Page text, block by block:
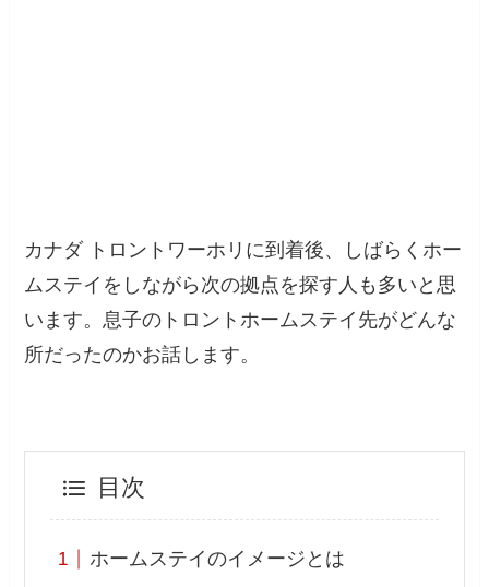
カナダ トロントワーホリに到着後、しばらくホー
ムステイをしながら次の拠点を探す人も多いと思
います。息子のトロントホームステイ先がどんな
所だったのかお話します。
目次
ホームステイのイメージとは